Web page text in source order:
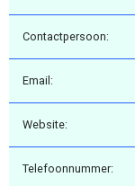
Contactpersoon:
Email:
Website:
Telefoonnummer: